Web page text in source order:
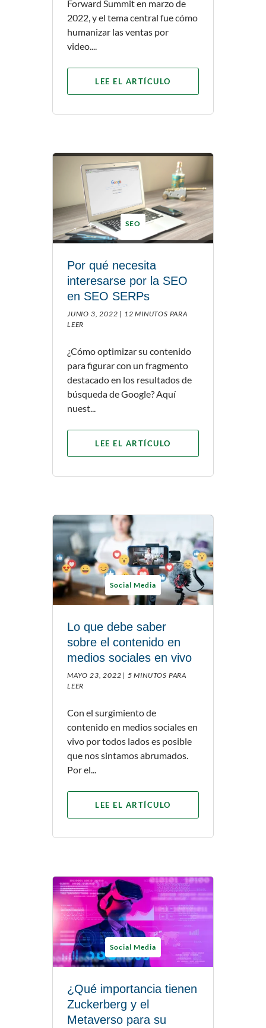
Forward Summit en marzo de
2022, y el tema central fue cómo
humanizar las ventas por
video....
LEE EL ARTÍCULO
SEO
Por qué necesita
interesarse por la SEO
en SEO SERPs
JUNIO 3, 2022 | 12 MINUTOS PARA
LEER
¿Cómo optimizar su contenido
para figurar con un fragmento
destacado en los resultados de
búsqueda de Google? Aquí
nuest...
LEE EL ARTÍCULO
Social Media
Lo que debe saber
sobre el contenido en
medios sociales en vivo
MAYO 23, 2022 | 5 MINUTOS PARA
LEER
Con el surgimiento de
contenido en medios sociales en
vivo por todos lados es posible
que nos sintamos abrumados.
Por el...
LEE EL ARTÍCULO
Social Media
¿Qué importancia tienen
Zuckerberg y el
Metaverso para su